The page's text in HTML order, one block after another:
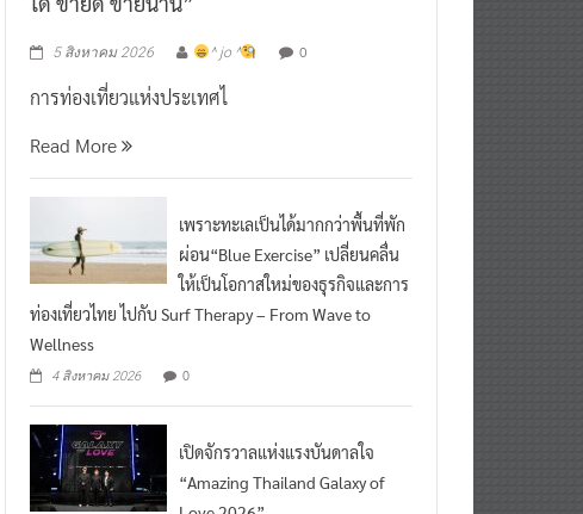
การท่องเที่ยวแห่งประเทศไ
ผ่อน“Blue Exercise” เปลี่ยนคลื่น
ให้เป็นโอกาสใหม่ของธุรกิจและการ
ท่องเที่ยวไทย ไปกับ Surf Therapy – From Wave to
Wellness
“Amazing Thailand Galaxy of
Love 2026”